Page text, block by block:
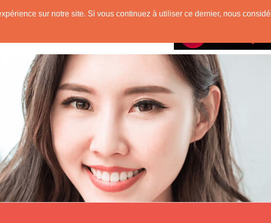
sur notre site. Si vous continuez à utiliser ce dernier, nous
Originaire de Chine !